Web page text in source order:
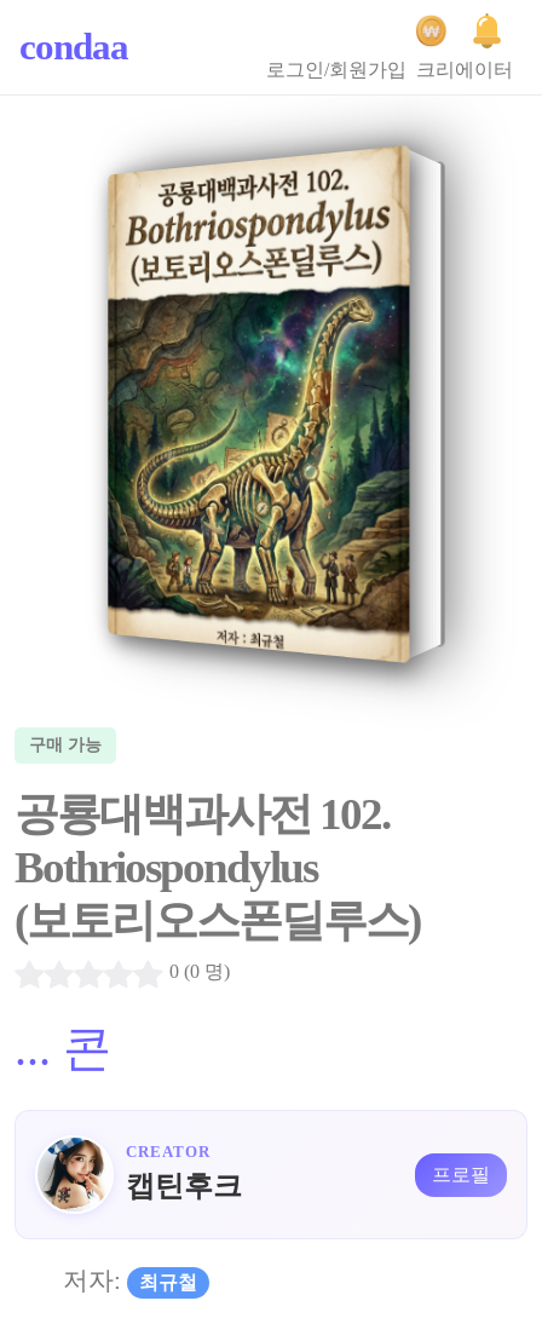
condaa
로그인/회원가입 크리에이터
구매 가능
공룡대백과사전 102.
Bothriospondylus
(보토리오스폰딜루스)
0 (0 명)
... 콘
CREATOR
캡틴후크 프로필
저자: 최규철